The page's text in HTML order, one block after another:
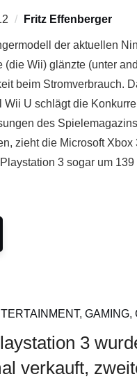
Fritz Effenberger
der aktuellen
Wii) glänzte (unter
beim Stromverbrauch.
Wii U schlägt die
des Spielemagazins
zieht die Microsoft Xbox
3 sogar um 139
, GAMING,
3
verkauft,